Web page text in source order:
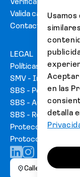
Verifica tu carta
Valida cartas de
Contacto
LEGAL
Políticas
SMV - Información
SBS - Portal de
SBS - Autorización
SBS - Relación de
Protección datos
Protocolo sobre
Aceptar
en las
detalla
Calle Las